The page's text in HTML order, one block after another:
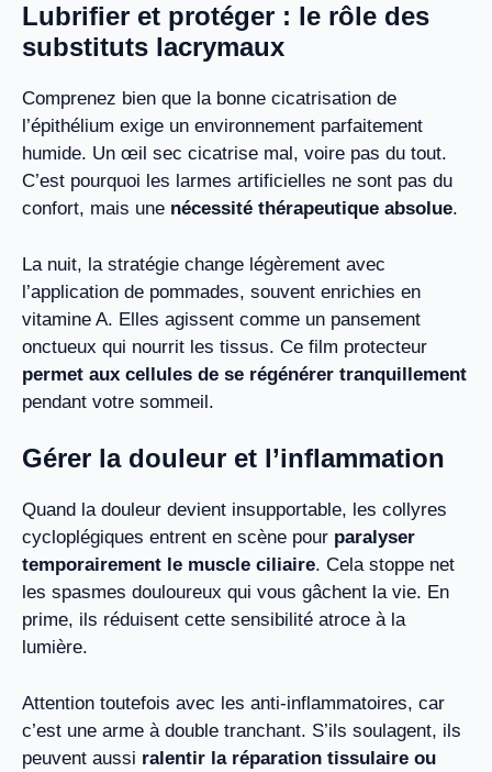
Lubrifier et protéger : le rôle des
substituts lacrymaux
Comprenez bien que la bonne cicatrisation de
l’épithélium exige un environnement parfaitement
humide. Un œil sec cicatrise mal, voire pas du tout.
C’est pourquoi les larmes artificielles ne sont pas du
confort, mais une nécessité thérapeutique absolue.
La nuit, la stratégie change légèrement avec
l’application de pommades, souvent enrichies en
vitamine A. Elles agissent comme un pansement
onctueux qui nourrit les tissus. Ce film protecteur
permet aux cellules de se régénérer tranquillement
pendant votre sommeil.
Gérer la douleur et l’inflammation
Quand la douleur devient insupportable, les collyres
cycloplégiques entrent en scène pour paralyser
temporairement le muscle ciliaire. Cela stoppe net
les spasmes douloureux qui vous gâchent la vie. En
prime, ils réduisent cette sensibilité atroce à la
lumière.
Attention toutefois avec les anti-inflammatoires, car
c’est une arme à double tranchant. S’ils soulagent, ils
peuvent aussi ralentir la réparation tissulaire ou